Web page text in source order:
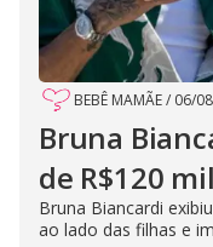
BEBÊ MAMÃE/ 06/
Bruna
de R$120
Bruna Biancardi
ao lado das filhas e